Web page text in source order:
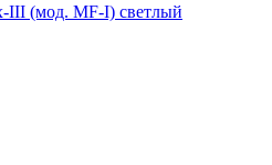
III (мод. MF-I) светлый